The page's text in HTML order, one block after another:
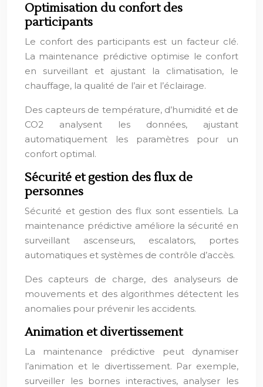
Optimisation du confort des
participants
Le confort des participants est un facteur clé.
La maintenance prédictive optimise le confort
en surveillant et ajustant la climatisation, le
chauffage, la qualité de l’air et l’éclairage.
Des capteurs de température, d’humidité et de
CO2 analysent les données, ajustant
automatiquement les paramètres pour un
confort optimal.
Sécurité et gestion des flux de
personnes
Sécurité et gestion des flux sont essentiels. La
maintenance prédictive améliore la sécurité en
surveillant ascenseurs, escalators, portes
automatiques et systèmes de contrôle d’accès.
Des capteurs de charge, des analyseurs de
mouvements et des algorithmes détectent les
anomalies pour prévenir les accidents.
Animation et divertissement
La maintenance prédictive peut dynamiser
l’animation et le divertissement. Par exemple,
surveiller les bornes interactives, analyser les